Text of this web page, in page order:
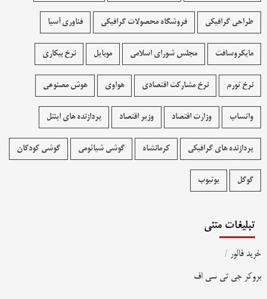
طراحی گرافیکی فروشگاه محصولات گرافيکی فناوری آسیا
مایکروسافت مجلس شورای اسلامی موبایل نرخ بیکاری
نرخ تورم نرخ مشارکت اقتصادی هواوی هوش مصنوعی
واتساپ وزارت اقتصاد وزیر اقتصاد پردازنده های اینتل
پردازنده های گرافیکی کرمانشاه گوشی شیائومی گوشی کودکان
گوگل یوتیوب
تبلیغات متنی
خرید فالور /
بروکر جی تی سی اف